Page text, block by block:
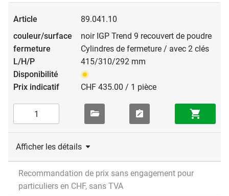
89.041.10
noir IGP Trend 9 recouvert de poudre
Cylindres de fermeture / avec 2 clés
415/310/292 mm
CHF 435.00 / 1 pièce
Afficher les détails
Recommandation de prix sans engagement pour
particuliers en CHF, sans TVA